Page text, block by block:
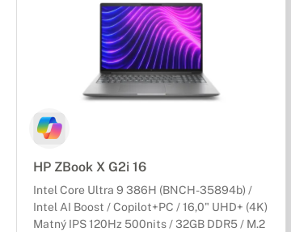
HP ZBook X G2i 16
Intel Core Ultra 9 386H (BNCH-35894b) /
Intel AI Boost / Copilot+PC / 16,0" UHD+ (4K)
Matný IPS 120Hz 500nits / 32GB DDR5 / M.2